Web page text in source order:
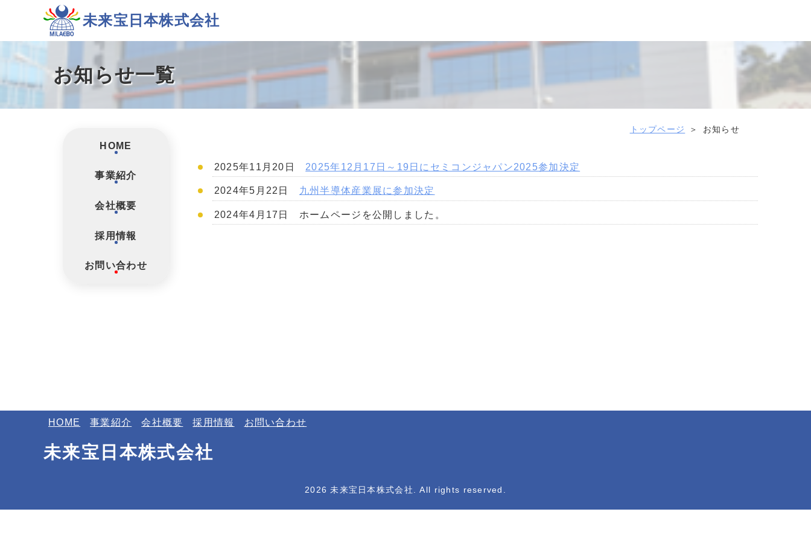
未来宝日本株式会社
お知らせ一覧
HOME
事業紹介
会社概要
採用情報
お問い合わせ
トップページ お知らせ
2025年11月20日 2025年12月17日～19日にセミコンジャパン2025参加決定
2024年5月22日 九州半導体産業展に参加決定
2024年4月17日 ホームページを公開しました。
HOME 事業紹介 会社概要 採用情報 お問い合わせ
未来宝日本株式会社
2026 未来宝日本株式会社. All rights reserved.